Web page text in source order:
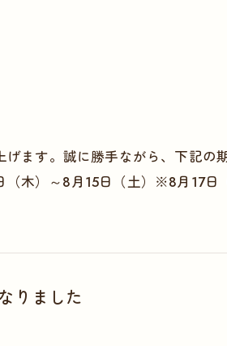
ます。誠に勝手ながら、下記の
木）～8月15日（土）※8月17日
りました